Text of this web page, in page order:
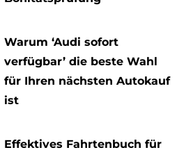
Warum ‘Audi sofort
verfügbar’ die beste Wahl
für Ihren nächsten Autokauf
ist
Effektives Fahrtenbuch für